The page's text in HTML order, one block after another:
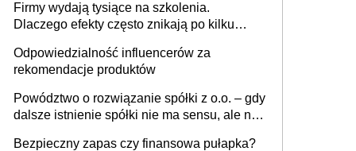
firmie
Firmy wydają tysiące na szkolenia.
Dlaczego efekty często znikają po kilku
Odpowiedzialność influencerów za
rekomendacje produktów
Powództwo o rozwiązanie spółki z o.o. – gdy
dalsze istnienie spółki nie ma sensu, ale nie
Bezpieczny zapas czy finansowa pułapka?